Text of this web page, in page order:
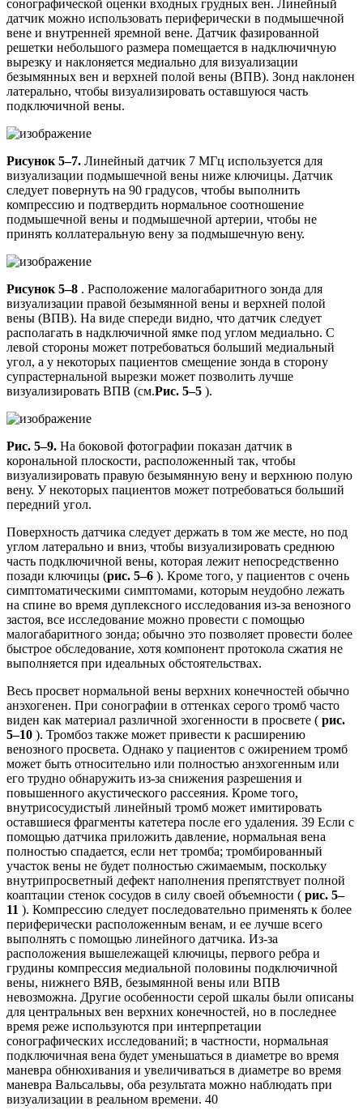
сонографической оценки входных грудных вен. Линейный
датчик можно использовать периферически в подмышечной
вене и внутренней яремной вене. Датчик фазированной
решетки небольшого размера помещается в надключичную
вырезку и наклоняется медиально для визуализации
безымянных вен и верхней полой вены (ВПВ). Зонд наклонен
латерально, чтобы визуализировать оставшуюся часть
подключичной вены.
Рисунок 5–7. Линейный датчик 7 МГц используется для
визуализации подмышечной вены ниже ключицы. Датчик
следует повернуть на 90 градусов, чтобы выполнить
компрессию и подтвердить нормальное соотношение
подмышечной вены и подмышечной артерии, чтобы не
принять коллатеральную вену за подмышечную вену.
Рисунок 5–8 . Расположение малогабаритного зонда для
визуализации правой безымянной вены и верхней полой
вены (ВПВ). На виде спереди видно, что датчик следует
располагать в надключичной ямке под углом медиально. С
левой стороны может потребоваться больший медиальный
угол, а у некоторых пациентов смещение зонда в сторону
супрастернальной вырезки может позволить лучше
визуализировать ВПВ (см.Рис. 5–5 ).
Рис. 5–9. На боковой фотографии показан датчик в
корональной плоскости, расположенный так, чтобы
визуализировать правую безымянную вену и верхнюю полую
вену. У некоторых пациентов может потребоваться больший
передний угол.
Поверхность датчика следует держать в том же месте, но под
углом латерально и вниз, чтобы визуализировать среднюю
часть подключичной вены, которая лежит непосредственно
позади ключицы (рис. 5–6 ). Кроме того, у пациентов с очень
симптоматическими симптомами, которым неудобно лежать
на спине во время дуплексного исследования из-за венозного
застоя, все исследование можно провести с помощью
малогабаритного зонда; обычно это позволяет провести более
быстрое обследование, хотя компонент протокола сжатия не
выполняется при идеальных обстоятельствах.
Весь просвет нормальной вены верхних конечностей обычно
анэхогенен. При сонографии в оттенках серого тромб часто
виден как материал различной эхогенности в просвете ( рис.
5–10 ). Тромбоз также может привести к расширению
венозного просвета. Однако у пациентов с ожирением тромб
может быть относительно или полностью анэхогенным или
его трудно обнаружить из-за снижения разрешения и
повышенного акустического рассеяния. Кроме того,
внутрисосудистый линейный тромб может имитировать
оставшиеся фрагменты катетера после его удаления. 39 Если с
помощью датчика приложить давление, нормальная вена
полностью спадается, если нет тромба; тромбированный
участок вены не будет полностью сжимаемым, поскольку
внутрипросветный дефект наполнения препятствует полной
коаптации стенок сосудов в силу своей объемности ( рис. 5–
11 ). Компрессию следует последовательно применять к более
периферически расположенным венам, и ее лучше всего
выполнять с помощью линейного датчика. Из-за
расположения вышележащей ключицы, первого ребра и
грудины компрессия медиальной половины подключичной
вены, нижнего ВЯВ, безымянной вены или ВПВ
невозможна. Другие особенности серой шкалы были описаны
для центральных вен верхних конечностей, но в последнее
время реже используются при интерпретации
сонографических исследований; в частности, нормальная
подключичная вена будет уменьшаться в диаметре во время
маневра обнюхивания и увеличиваться в диаметре во время
маневра Вальсальвы, оба результата можно наблюдать при
визуализации в реальном времени. 40